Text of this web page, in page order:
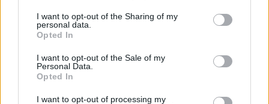
not limited to your visit or usage behaviour. You may click to
grant or deny consent to Google and its third-party tags to
use your data for below specified purposes in below Google
consent section.
I want to opt-out of the Sharing of my
personal data.
Opted In
I want to opt-out of the Sale of my
Personal Data.
Opted In
I want to opt-out of processing my